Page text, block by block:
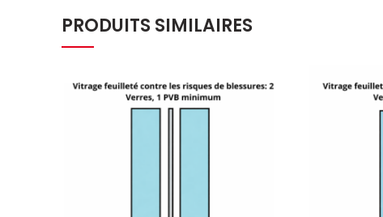
PRODUITS SIMILAIRES